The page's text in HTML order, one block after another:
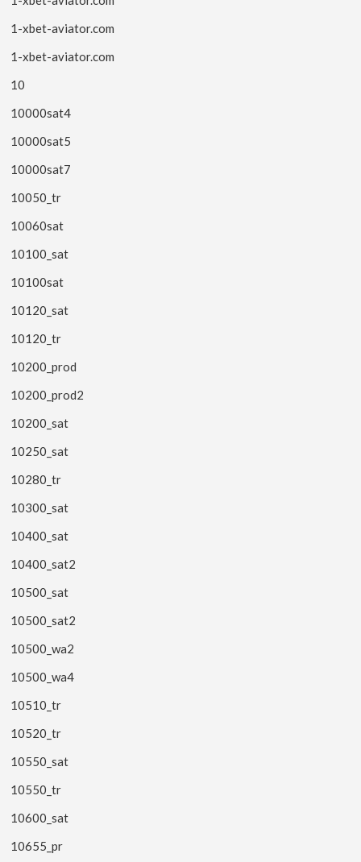
1-xbet-aviator.com
1-xbet-aviator.com
10
10000sat4
10000sat5
10000sat7
10050_tr
10060sat
10100_sat
10100sat
10120_sat
10120_tr
10200_prod
10200_prod2
10200_sat
10250_sat
10280_tr
10300_sat
10400_sat
10400_sat2
10500_sat
10500_sat2
10500_wa2
10500_wa4
10510_tr
10520_tr
10550_sat
10550_tr
10600_sat
10655_pr